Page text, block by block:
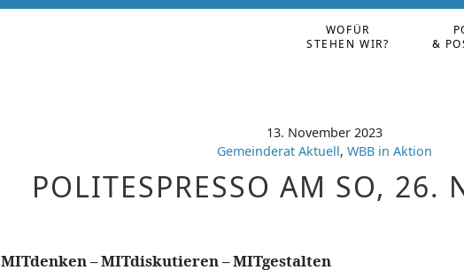
WOFÜR
STEHEN WIR?
&
13. November 2023
Gemeinderat Aktuell, WBB in Aktion
POLITESPRESSO AM SO, 26.
MITdenken – MITdiskutieren – MITgestalten